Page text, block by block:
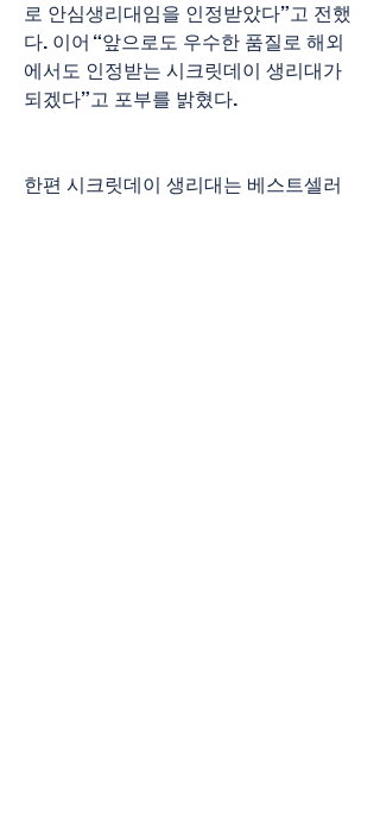
로 안심생리대임을 인정받았다”고 전했
다. 이어 “앞으로도 우수한 품질로 해외
에서도 인정받는 시크릿데이 생리대가
되겠다”고 포부를 밝혔다.
한편 시크릿데이 생리대는 베스트셀러